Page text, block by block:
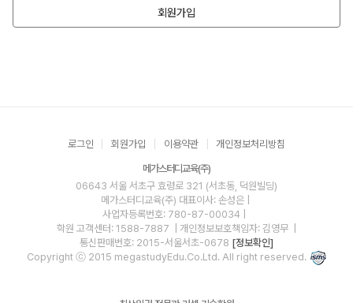
회원가입
로그인 회원가입 이용약관 개인정보처리방침
메가스터디교육(주)
06643 서울 서초구 효령로 321 (서초동, 덕원빌딩)
메가스터디교육(주) 대표이사: 손성은 |
사업자등록번호: 780-87-00034
학원 고객센터: 1588-7887
| 개인정보보호책임자: 김영무
통신판매번호: 2015-서울서초-0678 [정보확인]
Copyright ⓒ 2015 megastudyEdu.Co.Ltd. All right reserved.